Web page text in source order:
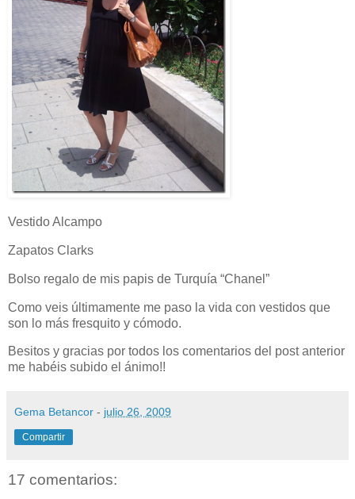
Vestido Alcampo
Zapatos Clarks
Bolso regalo de mis papis de Turquía “Chanel”
Como veis últimamente me paso la vida con vestidos que
son lo más fresquito y cómodo.
Besitos y gracias por todos los comentarios del post anterior
me habéis subido el ánimo!!
Gema Betancor - julio 26, 2009
Compartir
17 comentarios: